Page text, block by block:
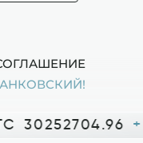
30252704.96